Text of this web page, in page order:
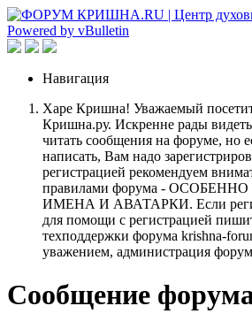
Навигация
Харе Кришна! Уважаемый
Кришна.ру. Искренне рады
читать сообщения на форуме, но
написать, Вам надо
регистрацией рекомендуем
правилами форума -
ИМЕНА И АВАТАРКИ. Если
для помощи с регистрацией
техподдержки форума krishna-
уважением, администрация
Сообщение